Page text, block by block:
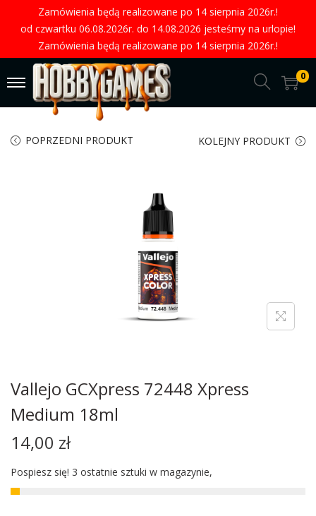
Zamówienia będą realizowane po 14 sierpnia 2026r.!
od czwartku 06.08.2026r. do 14.08.2026 jesteśmy na urlopie!
Zamówienia będą realizowane po 14 sierpnia 2026r.!
0
POPRZEDNI PRODUKT KOLEJNY PRODUKT
Vallejo GCXpress 72448 Xpress
Medium 18ml
14,00 zł
Pospiesz się! 3 ostatnie sztuki w magazynie,